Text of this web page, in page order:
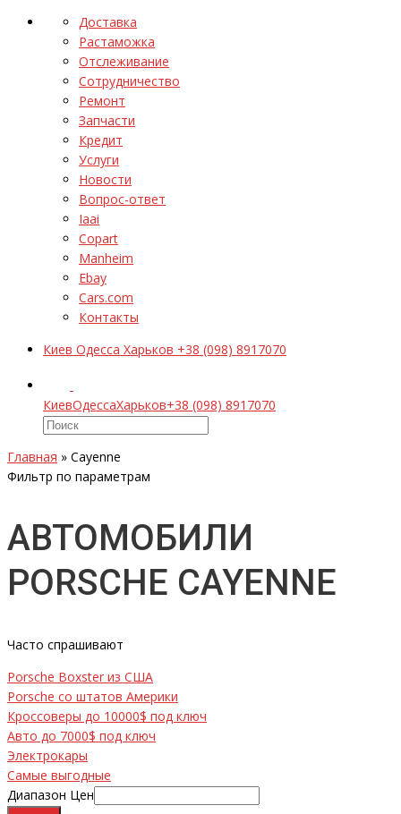
Доставка
Растаможка
Отслеживание
Сотрудничество
Ремонт
Запчасти
Кредит
Услуги
Новости
Вопрос-ответ
Iaai
Copart
Manheim
Ebay
Cars.com
Контакты
Киев Одесса Харьков +38 (098) 8917070
КиевОдессаХарьков+38 (098) 8917070
Главная » Cayenne
Фильтр по параметрам
АВТОМОБИЛИ
PORSCHE CAYENNE
Часто спрашивают
Porsche Boxster из США
Porsche со штатов Америки
Кроссоверы до 10000$ под ключ
Авто до 7000$ под ключ
Электрокары
Самые выгодные
Диапазон Цен